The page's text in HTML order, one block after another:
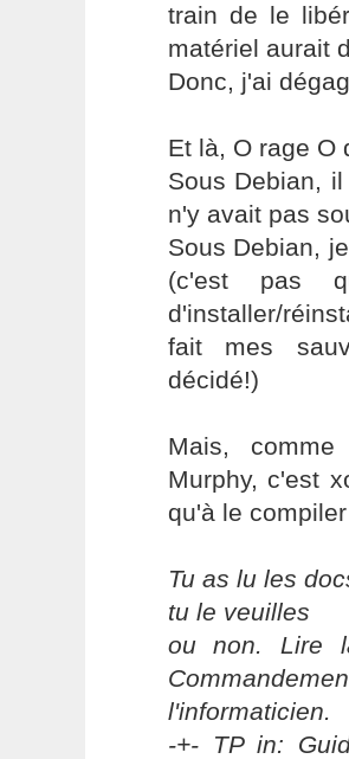
train de le
matériel aurait
Donc, j'ai
Et là, O rage O
Sous Debian,
n'y avait pas
Sous Debian,
(c'est pas
d'installer/
fait mes
décidé!)
Mais,
Murphy, c'est
qu'à le
Tu as lu les
tu le veuilles
ou non. Lire
l'informaticien.
-+- TP in: